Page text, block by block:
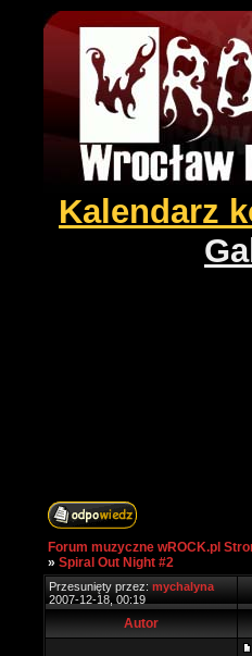
Kalendarz
Forum muzyczne wROCK.pl
» Spiral Out Night #2
Przesunięty przez: mychalyna
2007-12-18, 00:19
Autor